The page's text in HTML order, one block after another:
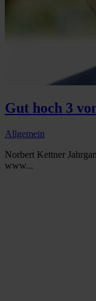
Gut hoch 3
Allgemein
Norbert Kettner
www...